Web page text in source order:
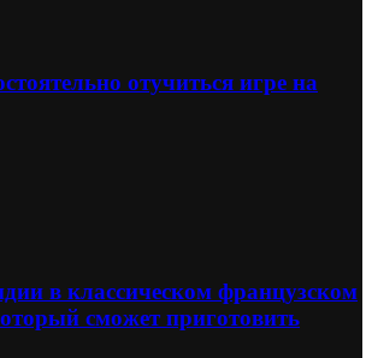
отучиться игре на
в классическом французском
сможет приготовить